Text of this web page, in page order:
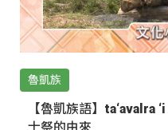
魯凱族
【魯凱族語】ta‘avalra